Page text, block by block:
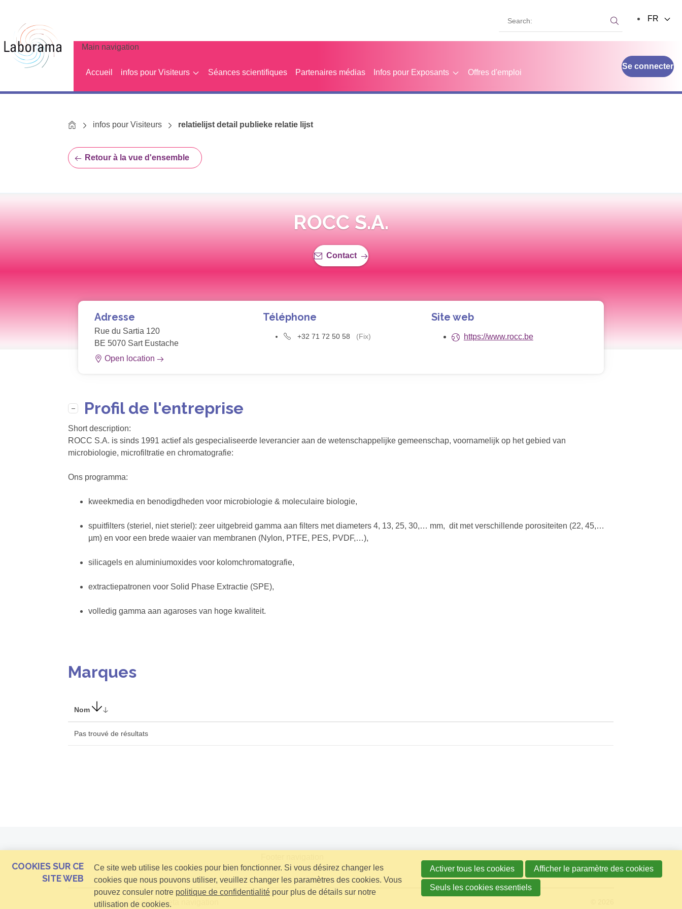
Main navigation
Accueil infos pour Visiteurs Séances scientifiques Partenaires médias Infos pour Exposants Offres d'emploi
Se connecter
Search:
FR
Homeinfos pour Visiteurs relatielijst detail publieke relatie lijst
Retour à la vue d'ensemble
ROCC S.A.
Contact
Adresse
Rue du Sartia 120
BE 5070 Sart Eustache
Open location
Téléphone
+32 71 72 50 58 (Fix)
Site web
https://www.rocc.be
Profil de l'entreprise
Short description:
ROCC S.A. is sinds 1991 actief als gespecialiseerde leverancier aan de wetenschappelijke gemeenschap, voornamelijk op het gebied van
microbiologie, microfiltratie en chromatografie:
Ons programma:
kweekmedia en benodigdheden voor microbiologie & moleculaire biologie,
spuitfilters (steriel, niet steriel): zeer uitgebreid gamma aan filters met diameters 4, 13, 25, 30,… mm, dit met verschillende porositeiten (22, 45,…
µm) en voor een brede waaier van membranen (Nylon, PTFE, PES, PVDF,…),
silicagels en aluminiumoxides voor kolomchromatografie,
extractiepatronen voor Solid Phase Extractie (SPE),
volledig gamma aan agaroses van hoge kwaliteit.
Marques
Nom
Pas trouvé de résultats
Footer meta navigation
COOKIES SUR CE
SITE WEB
Ce site web utilise les cookies pour bien fonctionner. Si vous désirez changer les
cookies que nous pouvons utiliser, veuillez changer les paramètres des cookies. Vous
pouvez consuler notre politique de confidentialité pour plus de détails sur notre
utilisation de cookies.
Activer tous les cookies Afficher le paramètre des cookies
Seuls les cookies essentiels